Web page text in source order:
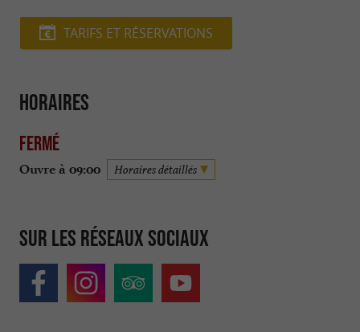
TARIFS ET RÉSERVATIONS
Horaires
Fermé
Ouvre à 09:00 Horaires détaillés
Sur les réseaux sociaux